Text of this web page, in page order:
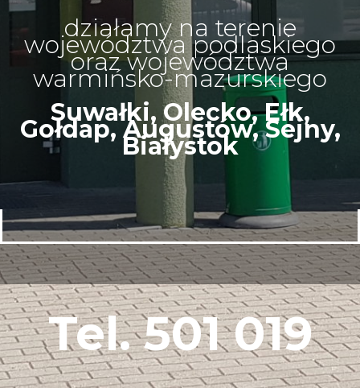
działamy na terenie
województwa podlaskiego
oraz województwa
warmińsko-mazurskiego
Suwałki, Olecko, Ełk,
Gołdap, Augustów, Sejny,
Białystok
Tel. 501 019